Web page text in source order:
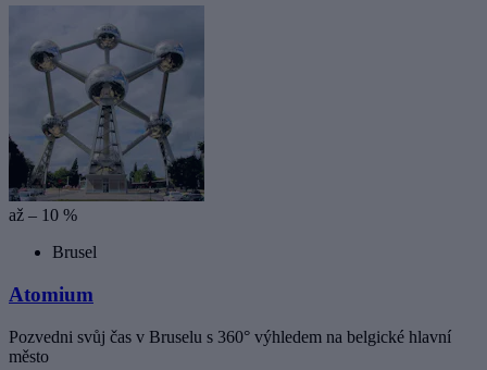
až – 10 %
Brusel
Atomium
Pozvedni svůj čas v Bruselu s 360° výhledem na belgické hlavní
město